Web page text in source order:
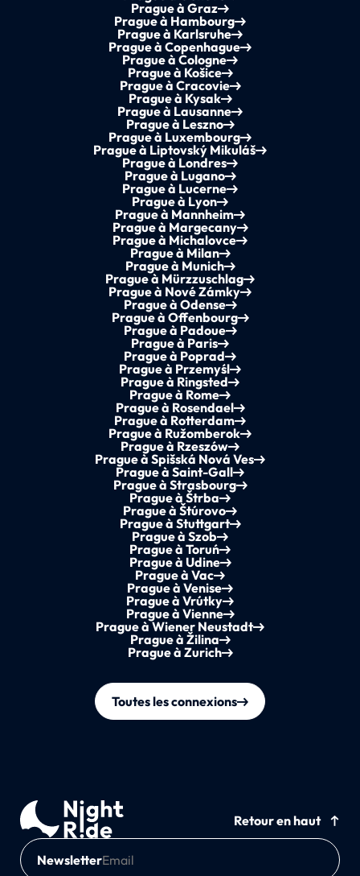
Prague à Graz
Prague à Hambourg
Prague à Karlsruhe
Prague à Copenhague
Prague à Cologne
Prague à Košice
Prague à Cracovie
Prague à Kysak
Prague à Lausanne
Prague à Leszno
Prague à Luxembourg
Prague à Liptovský Mikuláš
Prague à Londres
Prague à Lugano
Prague à Lucerne
Prague à Lyon
Prague à Mannheim
Prague à Margecany
Prague à Michalovce
Prague à Milan
Prague à Munich
Prague à Mürzzuschlag
Prague à Nové Zámky
Prague à Odense
Prague à Offenbourg
Prague à Padoue
Prague à Paris
Prague à Poprad
Prague à Przemyśl
Prague à Ringsted
Prague à Rome
Prague à Rosendael
Prague à Rotterdam
Prague à Ružomberok
Prague à Rzeszów
Prague à Spišská Nová Ves
Prague à Saint-Gall
Prague à Strasbourg
Prague à Štrba
Prague à Štúrovo
Prague à Stuttgart
Prague à Szob
Prague à Toruń
Prague à Udine
Prague à Vac
Prague à Venise
Prague à Vrútky
Prague à Vienne
Prague à Wiener Neustadt
Prague à Žilina
Prague à Zurich
Toutes les connexions
Retour en haut
Newsletter